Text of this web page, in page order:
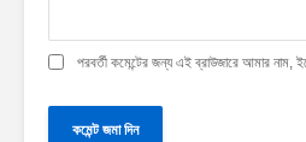
পরবর্তী কমেন্টের জন্য এই ব্রাউজারে আমার